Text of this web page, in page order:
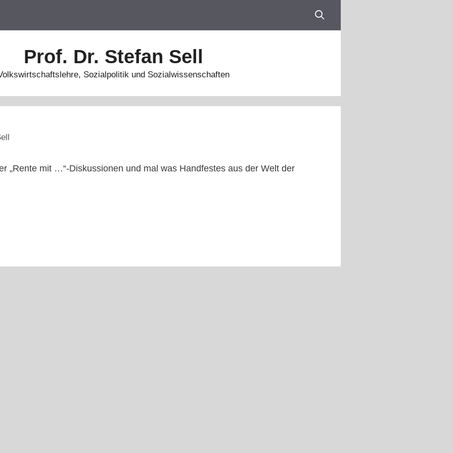
Prof. Dr. Stefan Sell
Sozialpolitik und Sozialwissenschaften
„Rente mit …“-Diskussionen und mal was Handfestes aus der Welt der